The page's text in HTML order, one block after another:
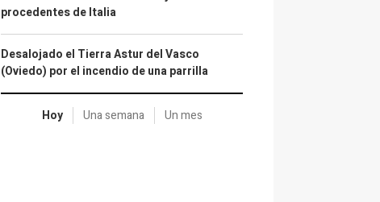
procedentes de Italia
Desalojado el Tierra Astur del Vasco
(Oviedo) por el incendio de una parrilla
Hoy Una semana Un mes